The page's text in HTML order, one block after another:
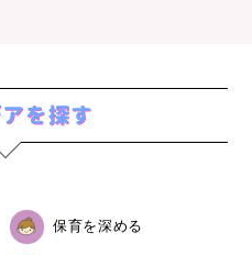
保育を深める